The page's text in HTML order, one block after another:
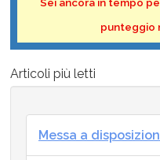
Sei ancora in tempo
punteggio
Articoli più letti
Messa a